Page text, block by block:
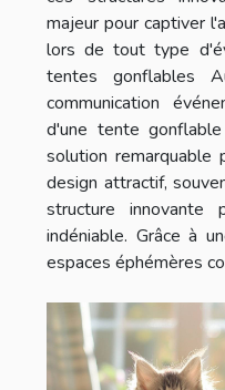
majeur pour captiver
lors de tout type
tentes gonflables
communication
d'une tente
solution remarquable
design attractif,
structure
indéniable. Grâce à
espaces éphémères